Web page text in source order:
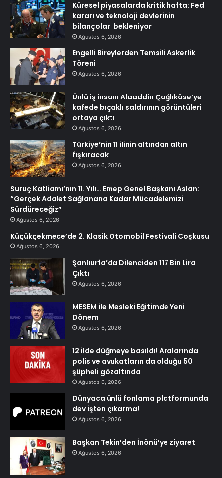
Küresel piyasalarda kritik hafta: Fed
kararı ve teknoloji devlerinin
bilançoları bekleniyor
Ağustos 6, 2026
Engelli Bireylerden Temsili Askerlik
Töreni
Ağustos 6, 2026
Ünlü iş insanı Alaaddin Çağlıköse’ye
kafede bıçaklı saldırının görüntüleri
ortaya çıktı
Ağustos 6, 2026
Türkiye’nin 11 ilinin altından altın
fışkıracak
Ağustos 6, 2026
Suruç Katliamı’nın 11. Yılı… Emep Genel Başkanı Aslan:
“Gerçek Adalet Sağlanana Kadar Mücadelemizi
Sürdüreceğiz”
Ağustos 6, 2026
Küçükçekmece’de 2. Klasik Otomobil Festivali Coşkusu
Ağustos 6, 2026
Şanlıurfa’da Dilenciden 117 Bin Lira
Çıktı
Ağustos 6, 2026
MESEM ile Mesleki Eğitimde Yeni
Dönem
Ağustos 6, 2026
12 ilde düğmeye basıldı! Aralarında
polis ve avukatların da olduğu 50
şüpheli gözaltında
Ağustos 6, 2026
Dünyaca ünlü fonlama platformunda
dev işten çıkarma!
Ağustos 6, 2026
Başkan Tekin’den İnönü’ye ziyaret
Ağustos 6, 2026